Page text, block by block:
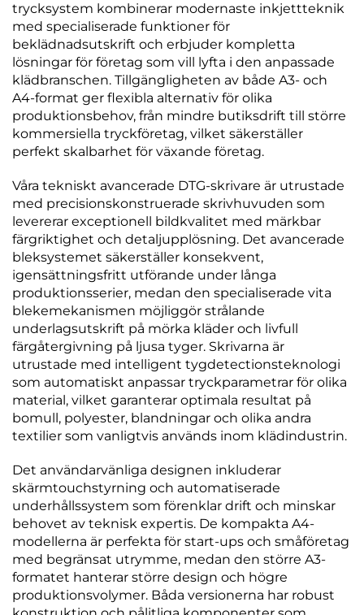
trycksystem kombinerar modernaste inkjettteknik
med specialiserade funktioner för
beklädnadsutskrift och erbjuder kompletta
lösningar för företag som vill lyfta i den anpassade
klädbranschen. Tillgängligheten av både A3- och
A4-format ger flexibla alternativ för olika
produktionsbehov, från mindre butiksdrift till större
kommersiella tryckföretag, vilket säkerställer
perfekt skalbarhet för växande företag.
Våra tekniskt avancerade DTG-skrivare är utrustade
med precisionskonstruerade skrivhuvuden som
levererar exceptionell bildkvalitet med märkbar
färgriktighet och detaljupplösning. Det avancerade
bleksystemet säkerställer konsekvent,
igensättningsfritt utförande under långa
produktionsserier, medan den specialiserade vita
blekemekanismen möjliggör strålande
underlagsutskrift på mörka kläder och livfull
färgåtergivning på ljusa tyger. Skrivarna är
utrustade med intelligent tygdetectionsteknologi
som automatiskt anpassar tryckparametrar för olika
material, vilket garanterar optimala resultat på
bomull, polyester, blandningar och olika andra
textilier som vanligtvis används inom klädindustrin.
Det användarvänliga designen inkluderar
skärmtouchstyrning och automatiserade
underhållssystem som förenklar drift och minskar
behovet av teknisk expertis. De kompakta A4-
modellerna är perfekta för start-ups och småföretag
med begränsat utrymme, medan den större A3-
formatet hanterar större design och högre
produktionsvolymer. Båda versionerna har robust